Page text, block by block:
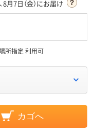
月7日（金）にお届け
所指定 利用可
カゴへ